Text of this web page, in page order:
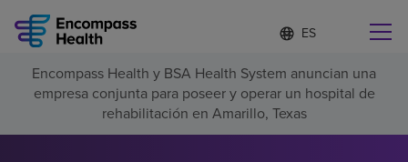
Lista
de
idiomas
contraída
d
o
m
a
Encuentre una localidad cerca de usted
Encompass Health y BSA Health System anuncian una
empresa conjunta para poseer y operar un hospital de
rehabilitación en Amarillo, Texas